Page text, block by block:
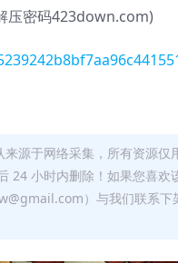
压密码423down.com)
源于网络采集，所有资源
24 小时内删除！如果您喜
）与我们联系下